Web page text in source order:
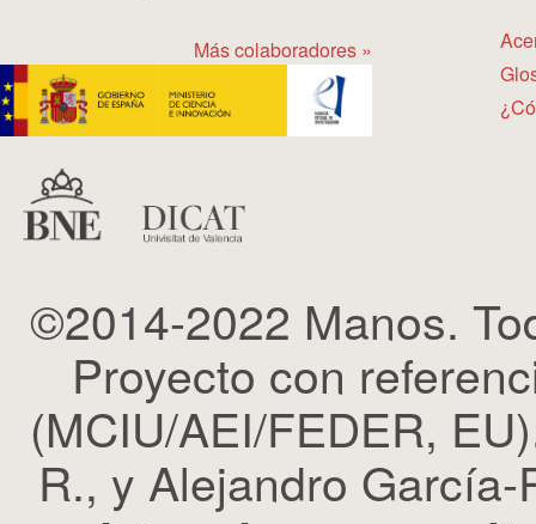
Más colaboradores »
©2014-2022 Manos.
Proyecto con
(MCIU/AEI/FEDER,
R., y Alejandro